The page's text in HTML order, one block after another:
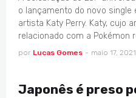
o lançamento do novo single
artista Katy Perry. Katy, cujo
relacionado com a Pokémon
por Lucas Gomes - maio 17, 2021
Japonês é preso